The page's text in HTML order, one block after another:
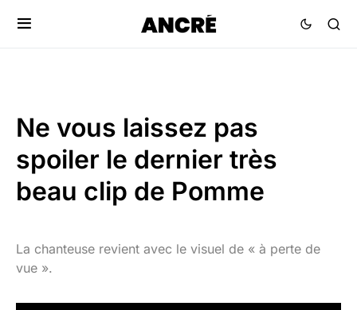
Ne vous laissez pas
spoiler le dernier très
beau clip de Pomme
La chanteuse revient avec le visuel de « à perte de
vue ».